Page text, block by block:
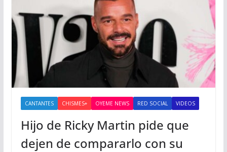
CANTANTES CHISMES+ OYEME NEWS RED SOCIAL VIDEOS
Hijo de Ricky Martin pide que
dejen de compararlo con su